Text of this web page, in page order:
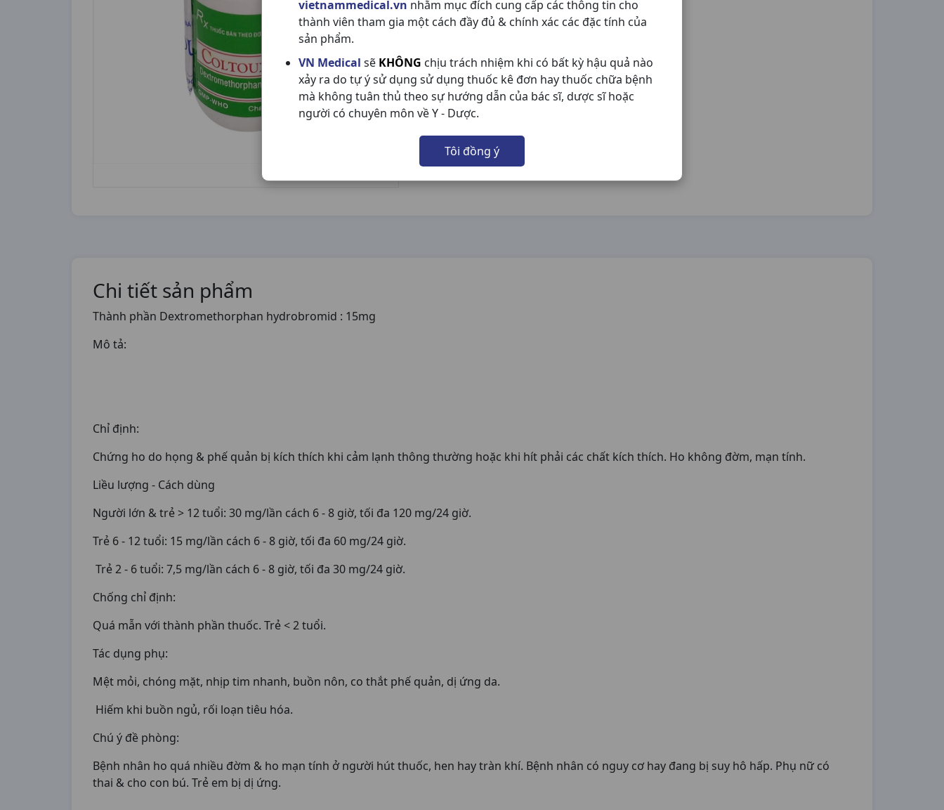
vietnammedical.vn nhằm mục đích cung cấp các thông tin cho
thành viên tham gia một cách đầy đủ & chính xác các đặc tính của
sản phẩm.
VN Medical sẽ KHÔNG chịu trách nhiệm khi có bất kỳ hậu quả nào
xảy ra do tự ý sử dụng sử dụng thuốc kê đơn hay thuốc chữa bệnh
mà không tuân thủ theo sự hướng dẫn của bác sĩ, dược sĩ hoặc
người có chuyên môn về Y - Dược.
Tôi đồng ý
Chi tiết sản phẩm
Thành phần Dextromethorphan hydrobromid : 15mg
Mô tả:
Chỉ định:
Chứng ho do họng & phế quản bị kích thích khi cảm lạnh thông thường hoặc khi hít phải các chất kích thích. Ho không đờm, mạn tính.
Liều lượng - Cách dùng
Người lớn & trẻ > 12 tuổi: 30 mg/lần cách 6 - 8 giờ, tối đa 120 mg/24 giờ.
Trẻ 6 - 12 tuổi: 15 mg/lần cách 6 - 8 giờ, tối đa 60 mg/24 giờ.
Trẻ 2 - 6 tuổi: 7,5 mg/lần cách 6 - 8 giờ, tối đa 30 mg/24 giờ.
Chống chỉ định:
Quá mẫn với thành phần thuốc. Trẻ < 2 tuổi.
Tác dụng phụ:
Mệt mỏi, chóng mặt, nhịp tim nhanh, buồn nôn, co thắt phế quản, dị ứng da.
Hiếm khi buồn ngủ, rối loạn tiêu hóa.
Chú ý đề phòng:
Bệnh nhân ho quá nhiều đờm & ho mạn tính ở người hút thuốc, hen hay tràn khí. Bệnh nhân có nguy cơ hay đang bị suy hô hấp. Phụ nữ có
thai & cho con bú. Trẻ em bị dị ứng.